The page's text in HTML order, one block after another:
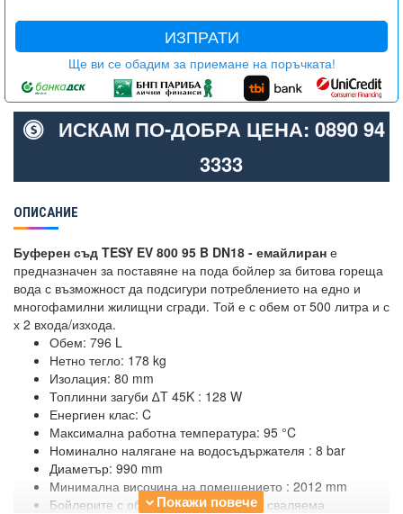
ИЗПРАТИ
Ще ви се обадим за приемане на поръчката!
ИСКАМ ПО-ДОБРА ЦЕНА: 0890 94
3333
ОПИСАНИЕ
Буферен съд TESY EV 800 95 B DN18 - емайлиран е
предназначен за поставяне на пода бойлер за битова гореща
вода с възможност да подсигури потреблението на едно и
многофамилни жилищни сгради. Той е с обем от 500 литра и с
х 2 входа/изхода.
Обем: 796 L
Нетно тегло: 178 kg
Изолация: 80 mm
Топлинни загуби ∆T 45K : 128 W
Енергиен клас: C
Максимална работна температура: 95 °C
Номинално налягане на водосъдържателя : 8 bar
Диаметър: 990 mm
Минимална височина на помещението : 2012 mm
Бойлерите с обем ≥ 800 литра имат сваляема